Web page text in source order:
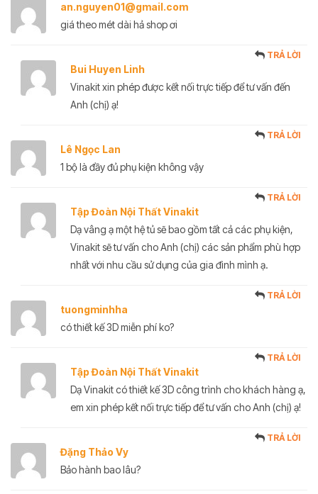
an.nguyen01@gmail.com
giá theo mét dài hả shop ơi
Bui Huyen Linh
TRẢ LỜI
Vinakit xin phép được kết nối trực tiếp để tư vấn đến
Anh (chị) ạ!
Lê Ngọc Lan
TRẢ LỜI
1 bộ là đầy đủ phụ kiện không vậy
Tập Đoàn Nội Thất Vinakit
TRẢ LỜI
Dạ vâng ạ một hệ tủ sẽ bao gồm tất cả các phụ kiện,
Vinakit sẽ tư vấn cho Anh (chị) các sản phẩm phù hợp
nhất với nhu cầu sử dụng của gia đình mình ạ.
tuongminhha
TRẢ LỜI
có thiết kế 3D miễn phí ko?
Tập Đoàn Nội Thất Vinakit
TRẢ LỜI
Dạ Vinakit có thiết kế 3D công trình cho khách hàng ạ,
em xin phép kết nối trực tiếp để tư vấn cho Anh (chị) ạ!
Đặng Thảo Vy
TRẢ LỜI
Bảo hành bao lâu?